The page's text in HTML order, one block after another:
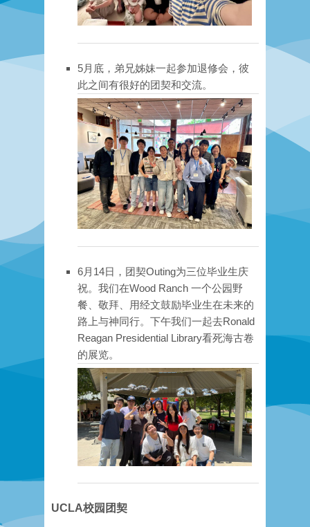
5月底，弟兄姊妹一起参加退修会，彼
此之间有很好的团契和交流。
6月14日，团契Outing为三位毕业生庆
祝。我们在Wood Ranch 一个公园野
餐、敬拜、用经文鼓励毕业生在未来的
路上与神同行。下午我们一起去Ronald
Reagan Presidential Library看死海古卷
的展览。
UCLA校园团契